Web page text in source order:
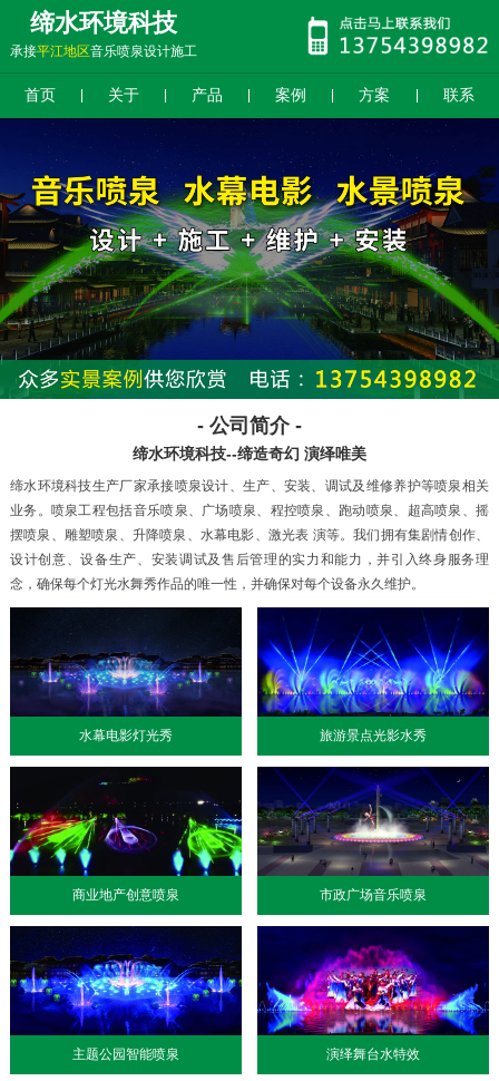
缔水环境科技
承接平江地区音乐喷泉设计施工
首页 关于 产品 案例 方案 联系
- 公司简介 -
缔水环境科技--缔造奇幻 演绎唯美
缔水环境科技生产厂家承接喷泉设计、生产、安装、调试及维修养护等喷泉相关
业务。喷泉工程包括音乐喷泉、广场喷泉、程控喷泉、跑动喷泉、超高喷泉、摇
摆喷泉、雕塑喷泉、升降喷泉、水幕电影、激光表 演等。我们拥有集剧情创作、
设计创意、设备生产、安装调试及售后管理的实力和能力，并引入终身服务理
念，确保每个灯光水舞秀作品的唯一性，并确保对每个设备永久维护。
水幕电影灯光秀 旅游景点光影水秀
商业地产创意喷泉 市政广场音乐喷泉
主题公园智能喷泉 演绎舞台水特效